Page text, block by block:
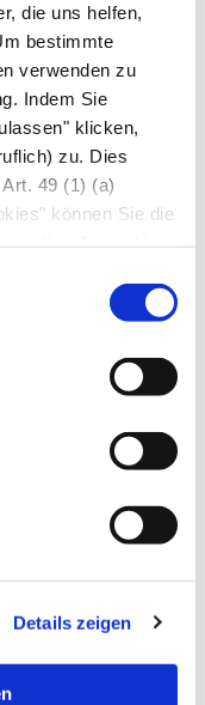
die uns helfen,
bestimmte
verwenden zu
Indem Sie
klicken,
zu. Dies
49 (1) (a)
können Sie die
Details zeigen
Eingriffe sind
also
operativen
eine
um die
und
Schäden
ab.
Arthroskopie